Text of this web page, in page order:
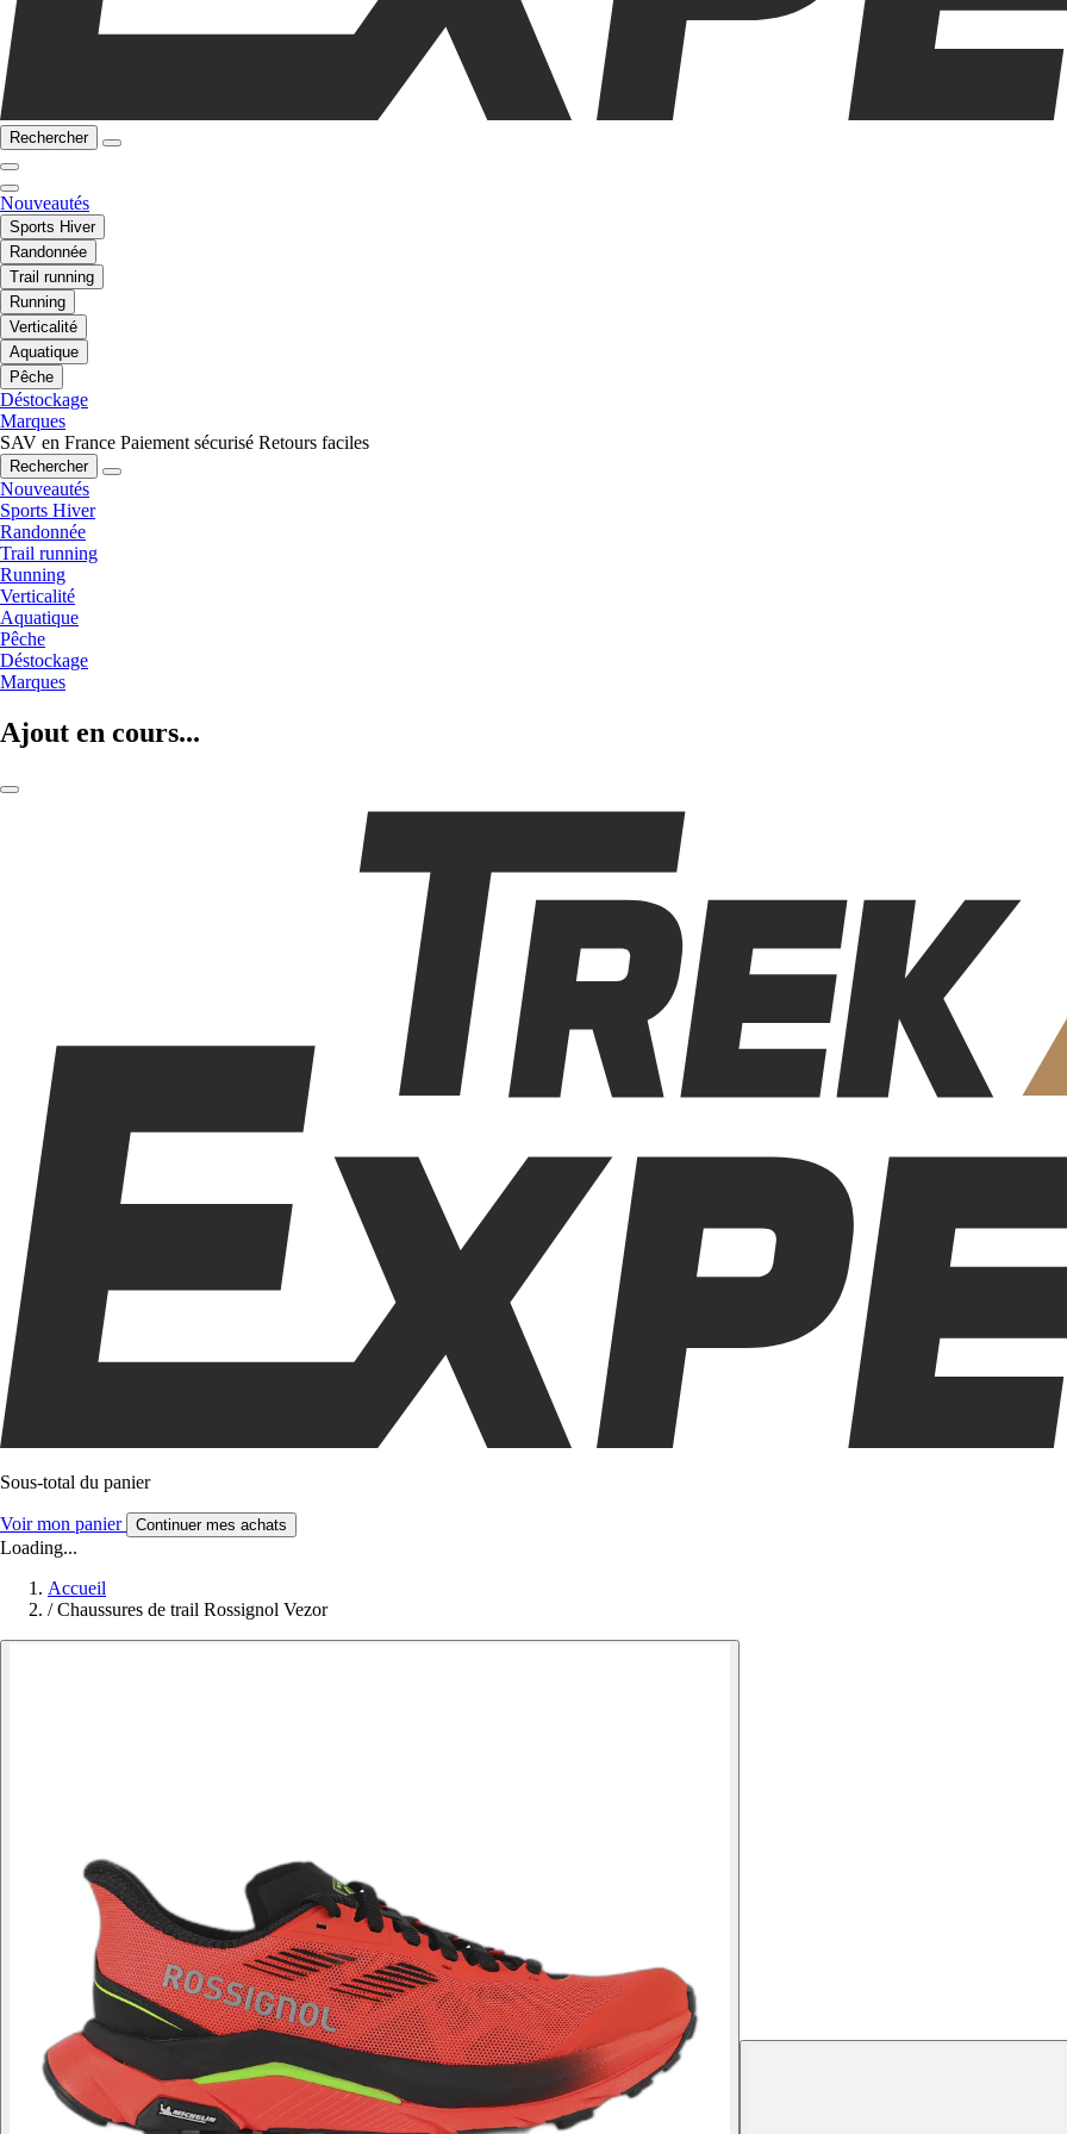
Rechercher
Nouveautés
Sports Hiver
Randonnée
Trail running
Running
Verticalité
Aquatique
Pêche
Déstockage
Marques
SAV en France Paiement sécurisé Retours faciles
Rechercher
Nouveautés
Sports Hiver
Randonnée
Trail running
Running
Verticalité
Aquatique
Pêche
Déstockage
Marques
Ajout en cours...
Sous-total du panier
Voir mon panier Continuer mes achats
Loading...
Accueil
/ Chaussures de trail Rossignol Vezor